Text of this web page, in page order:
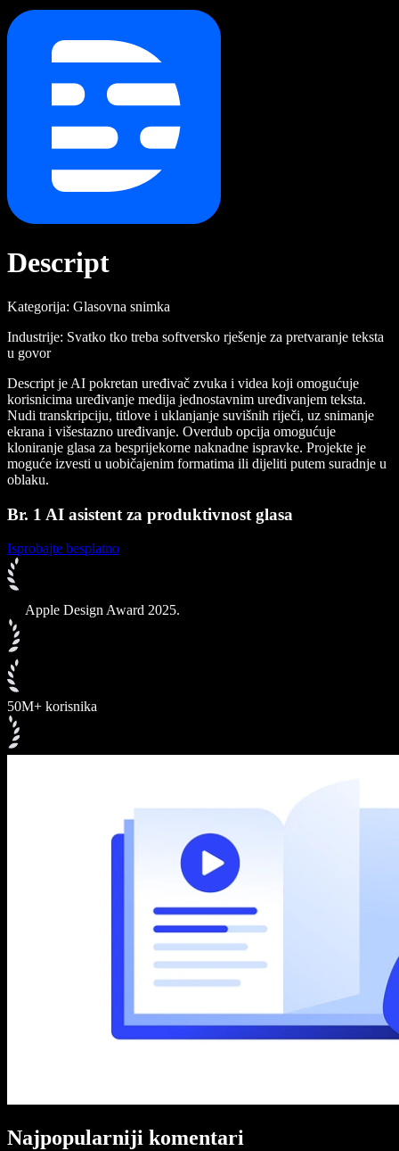
Descript
Kategorija: Glasovna snimka
Industrije: Svatko tko treba softversko rješenje za pretvaranje teksta
u govor
Descript je AI pokretan uređivač zvuka i videa koji omogućuje
korisnicima uređivanje medija jednostavnim uređivanjem teksta.
Nudi transkripciju, titlove i uklanjanje suvišnih riječi, uz snimanje
ekrana i višestazno uređivanje. Overdub opcija omogućuje
kloniranje glasa za besprijekorne naknadne ispravke. Projekte je
moguće izvesti u uobičajenim formatima ili dijeliti putem suradnje u
oblaku.
Br. 1 AI asistent za produktivnost glasa
Isprobajte besplatno
Apple Design Award 2025.
50M+ korisnika
Najpopularniji komentari